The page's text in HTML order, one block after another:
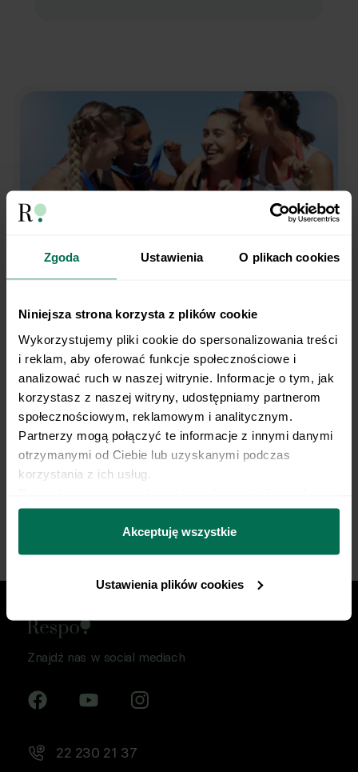
Zgoda Ustawienia O plikach cookies
Niniejsza strona korzysta z plików cookie
Wykorzystujemy pliki cookie do spersonalizowania treści
i reklam, aby oferować funkcje społecznościowe i
analizować ruch w naszej witrynie. Informacje o tym, jak
korzystasz z naszej witryny, udostępniamy partnerom
społecznościowym, reklamowym i analitycznym.
Partnerzy mogą połączyć te informacje z innymi danymi
otrzymanymi od Ciebie lub uzyskanymi podczas
korzystania z ich usług.
można się z nami skontaktować i w jaki sposób
przetwarzamy dane osobowe w ramach
prywatności.
Akceptuję wszystkie
Ustawienia plików cookies
Trenujesz regularnie?
My robimy dietę.
Opieka dietetyka sportowego i indywidualny plan
żywieniowy dopasowany do Twojej dyscypliny,
treningów i sportowych celów. Nie pozwól, by źle
dobrana dieta ograniczała Twój progres.
Znajdź nas w social mediach
22 230 21 37